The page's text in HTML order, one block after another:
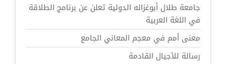
جامعة طلال أبوغزاله الدولية تعلن عن برنامج الطلاقة
في اللغة العربية
معنى أمم في معجم المعاني الجامع
رسالة للأجيال القادمة